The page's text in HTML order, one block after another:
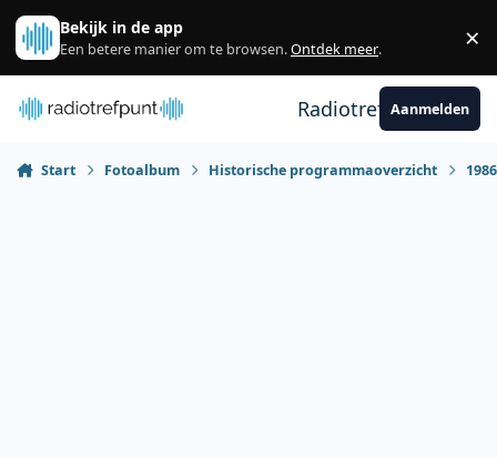
Spring naar bijdragen
Bekijk in de app
Een betere manier om te browsen.Ontdek meer. ×
RadiotrefpuntAanmelden
Start Fotoalbum Historische programmaoverzicht 1986